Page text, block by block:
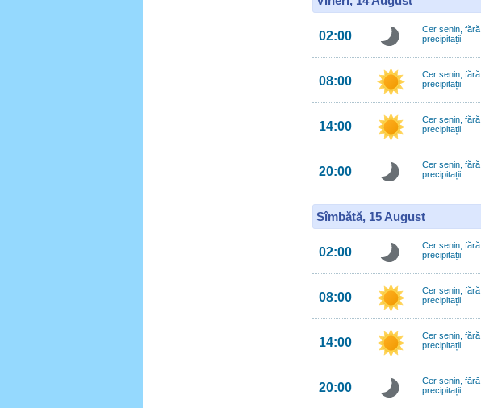
02:00
Cer senin, fără
precipitații
08:00
Cer senin, fără
precipitații
14:00
Cer senin, fără
precipitații
20:00
Cer senin, fără
precipitații
Sîmbătă, 15 August
02:00
Cer senin, fără
precipitații
08:00
Cer senin, fără
precipitații
14:00
Cer senin, fără
precipitații
20:00
Cer senin, fără
precipitații